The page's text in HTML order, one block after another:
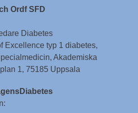
Ordf SFD
Diabetes
Excellence typ 1 diabetes,
Akademiska
1, 75185 Uppsala